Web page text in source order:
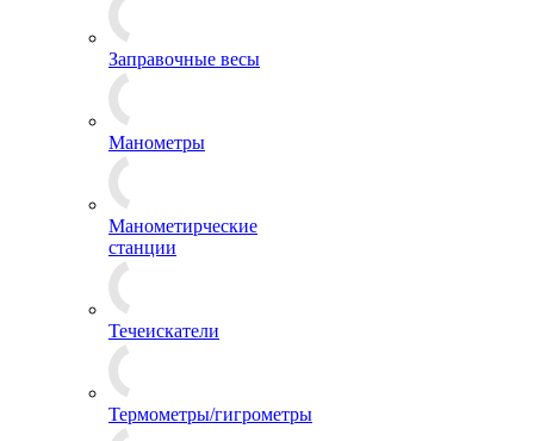
Заправочные весы
Манометры
Манометирческие
станции
Течеискатели
Термометры/гигрометры